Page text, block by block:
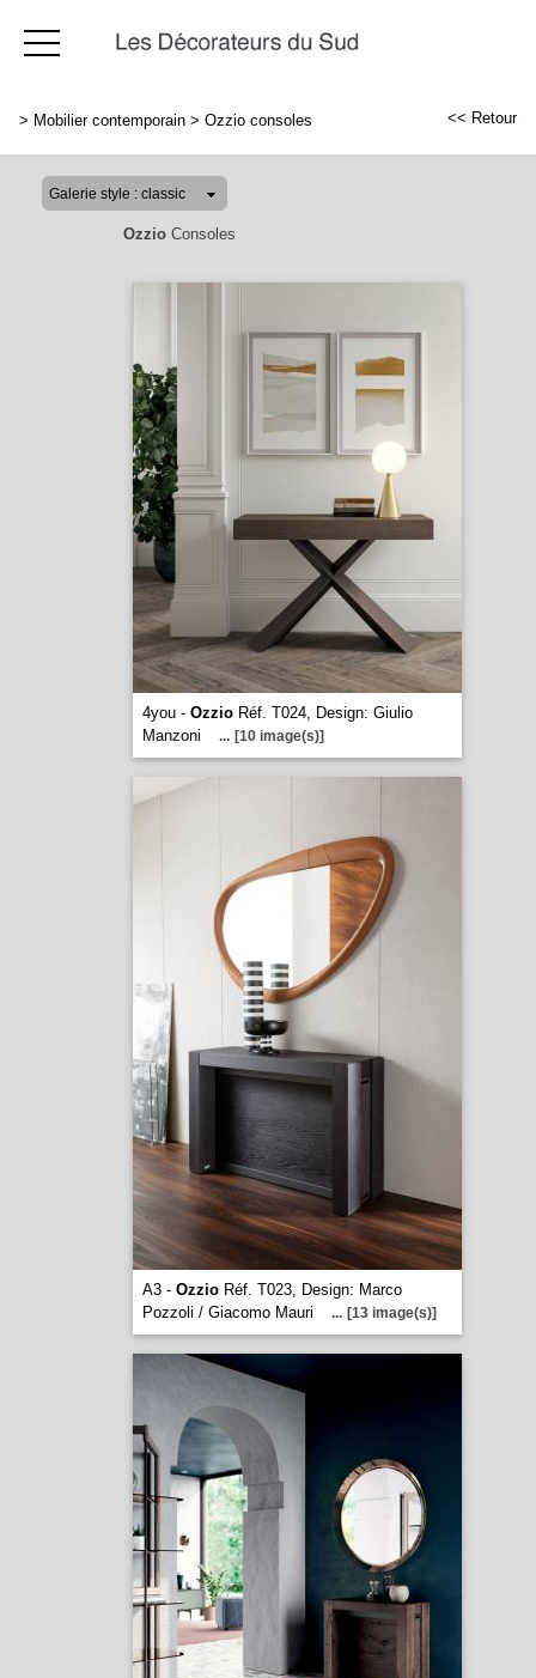
> Mobilier contemporain > Ozzio consoles << Retour
OzzioConsoles
4you - OzzioRéf. T024, Design: Giulio
Manzoni
... [10 image(s)]
A3 - OzzioRéf. T023, Design: Marco
Pozzoli / Giacomo Mauri
... [13 image(s)]